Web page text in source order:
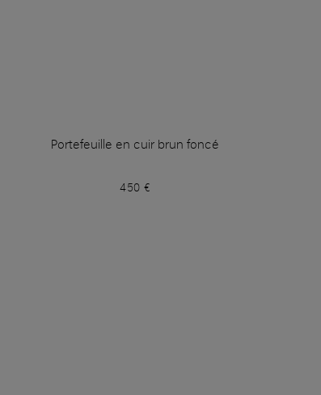
Portefeuille en cuir brun foncé
450 €